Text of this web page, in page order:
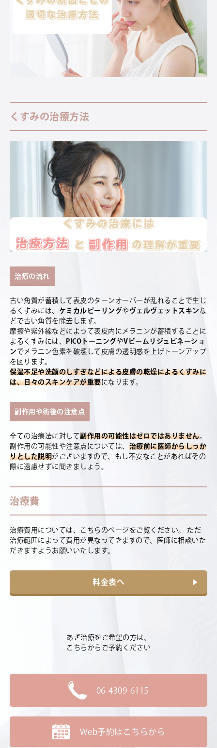
くすみの治療方法
治療の流れ
古い角質が蓄積して表皮のターンオーバーが乱れることで生じ
るくすみには、
ケミカルピーリング や ヴェルヴェットスキン な
どで古い角質を除去します。
摩擦や紫外線などによって表皮内にメラニンが蓄積することに
よるくすみには、
PICOトーニング やVビームリジュビネーショ
ン でメラニン色素を破壊して皮膚の透明感を上げトーンアップ
を図ります。
保湿不足や洗顔のしすぎなどによる皮膚の乾燥によるくすみに
は、日々のスキンケアが重要になります。
副作用や術後の注意点
全ての治療法に対して副作用の可能性はゼロではありません。
副作用の可能性や注意点については、 治療前に医師からしっか
りとした説明がございますので、もし不安なことがあればその
際に遠慮せずに聞きましょう。
治療費
治療費用については、こちらのページをご覧ください。 ただ
治療範囲によって費用が異なってきますので、医師に相談いた
だきますようお願いいたします。
料金表へ
あざ治療をご希望の方は、
こちらからご予約ください
06-4309-6115
Web予約はこちらから